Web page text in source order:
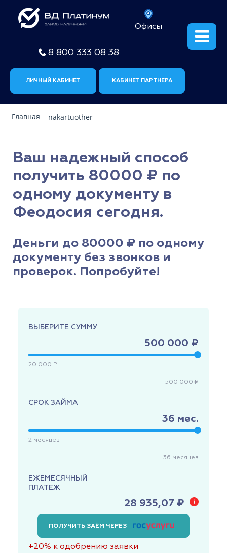
Офисы
8 800 333 08 38
ЛИЧНЫЙ КАБИНЕТ КАБИНЕТ ПАРТНЕРА
Главная nakartuother
Ваш надежный способ
получить 80000 ₽ по
одному документу в
Феодосия сегодня.
Деньги до 80000 ₽ по одному
документу без звонков и
проверок. Попробуйте!
ВЫБЕРИТЕ СУММУ
500 000 ₽
20 000 ₽
500 000 ₽
СРОК ЗАЙМА
36 мес.
2 месяцев
36 месяцев
ЕЖЕМЕСЯЧНЫЙ
ПЛАТЕЖ
28 935,07 ₽
ПОЛУЧИТЬ ЗАЁМ ЧЕРЕЗ
+20% к одобрению заявки